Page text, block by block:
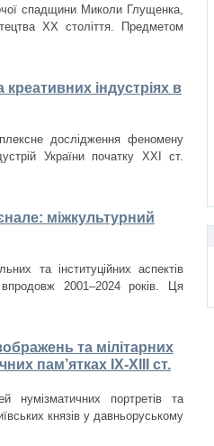
спадщини Миколи Глущенка,
ХХ століття. Предметом
індустріях в
дослідження феномену
України початку ХХІ ст.
міжкультурний
та інституційних аспектів
впродовж 2001–2024 років. Ця
та мілітарних
пам’ятках ІХ-ХІІІ ст.
нумізматичних портретів та
князів у давньоруському